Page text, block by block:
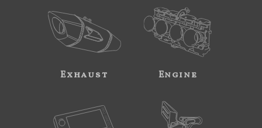
Exhaust Engine